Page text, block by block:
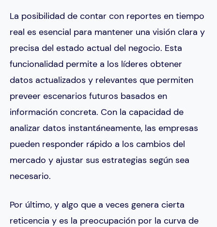
La posibilidad de contar con reportes en tiempo
real es esencial para mantener una visión clara y
precisa del estado actual del negocio. Esta
funcionalidad permite a los líderes obtener
datos actualizados y relevantes que permiten
preveer escenarios futuros basados en
información concreta. Con la capacidad de
analizar datos instantáneamente, las empresas
pueden responder rápido a los cambios del
mercado y ajustar sus estrategias según sea
necesario​​.
Por último, y algo que a veces genera cierta
reticencia y es la preocupación por la curva de